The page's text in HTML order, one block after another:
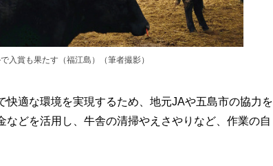
入賞も果たす（福江島）（筆者撮影）
適な環境を実現するため、地元JAや五島市の協力を
などを活用し、牛舎の清掃やえさやりなど、作業の自